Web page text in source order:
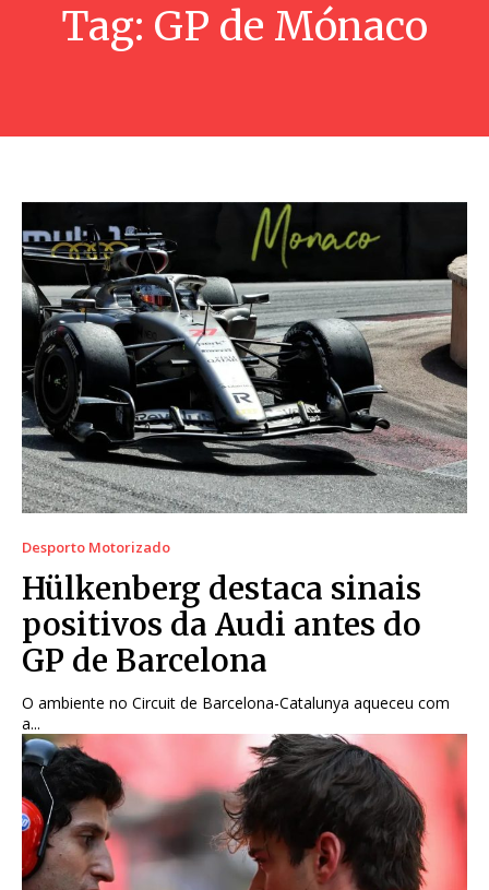
Tag: GP de Mónaco
Desporto Motorizado
Hülkenberg destaca sinais
positivos da Audi antes do
GP de Barcelona
O ambiente no Circuit de Barcelona-Catalunya aqueceu com
a...